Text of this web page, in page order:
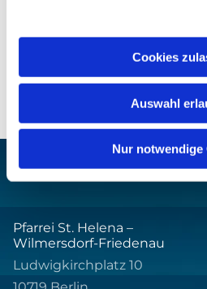
Cookies
Auswahl
Nur notwendige
Pfarrei St. Helena –
Wilmersdorf-Friedenau
Ludwigkirchplatz 10